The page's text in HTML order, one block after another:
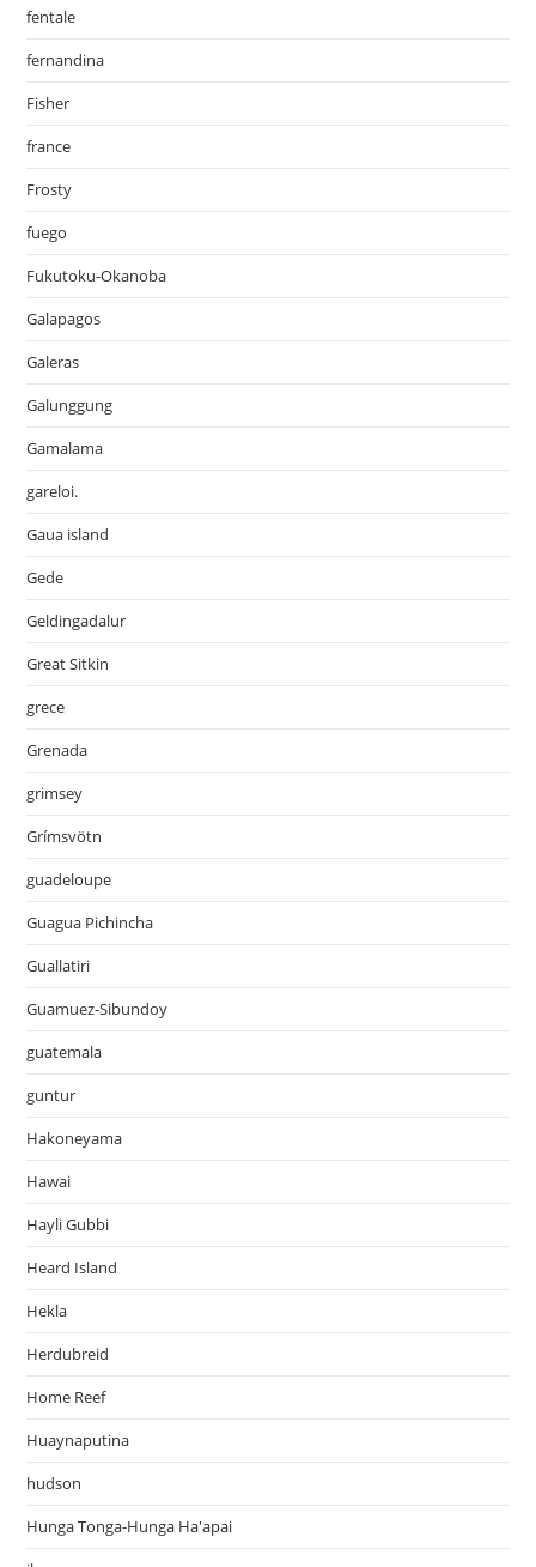
fentale
fernandina
Fisher
france
Frosty
fuego
Fukutoku-Okanoba
Galapagos
Galeras
Galunggung
Gamalama
gareloi.
Gaua island
Gede
Geldingadalur
Great Sitkin
grece
Grenada
grimsey
Grímsvötn
guadeloupe
Guagua Pichincha
Guallatiri
Guamuez-Sibundoy
guatemala
guntur
Hakoneyama
Hawai
Hayli Gubbi
Heard Island
Hekla
Herdubreid
Home Reef
Huaynaputina
hudson
Hunga Tonga-Hunga Ha'apai